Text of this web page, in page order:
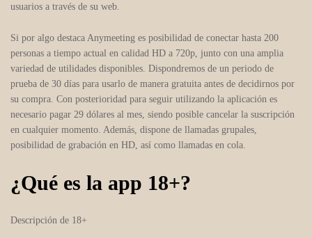
usuarios a través de su web.
Si por algo destaca Anymeeting es posibilidad de conectar hasta 200
personas a tiempo actual en calidad HD a 720p, junto con una amplia
variedad de utilidades disponibles. Dispondremos de un periodo de
prueba de 30 días para usarlo de manera gratuita antes de decidirnos por
su compra. Con posterioridad para seguir utilizando la aplicación es
necesario pagar 29 dólares al mes, siendo posible cancelar la suscripción
en cualquier momento. Además, dispone de llamadas grupales,
posibilidad de grabación en HD, así como llamadas en cola.
¿Qué es la app 18+?
Descripción de 18+